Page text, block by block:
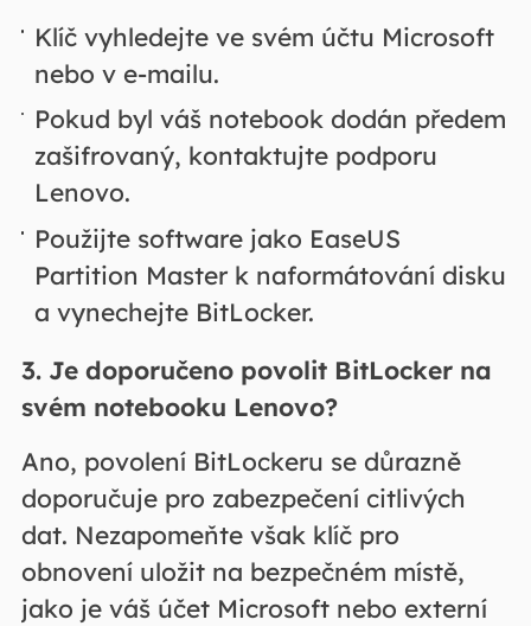
Klíč vyhledejte ve svém účtu Microsoft
nebo v e-mailu.
Pokud byl váš notebook dodán předem
zašifrovaný, kontaktujte podporu
Lenovo.
Použijte software jako EaseUS
Partition Master k naformátování disku
a vynechejte BitLocker.
3. Je doporučeno povolit BitLocker na
svém notebooku Lenovo?
Ano, povolení BitLockeru se důrazně
doporučuje pro zabezpečení citlivých
dat. Nezapomeňte však klíč pro
obnovení uložit na bezpečném místě,
jako je váš účet Microsoft nebo externí